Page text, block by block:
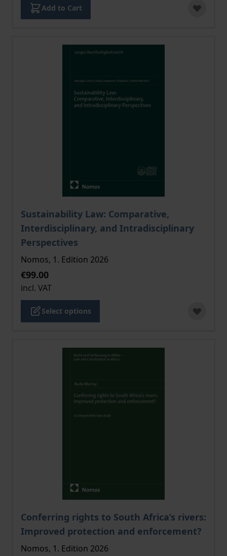
Add to Cart
Sustainability Law: Comparative,
Interdisciplinary, and Intradisciplinary
Perspectives
The price depends on the options chosen on the
Nomos, 1. Edition 2026
€99.00
incl. VAT
Select options
Conferring rights to South Africa’s rivers:
Improved protection and enforcement?
The price depends on the options chosen on the
Nomos, 1. Edition 2026